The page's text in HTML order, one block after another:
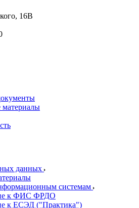
16В
данных
системам
к ФИС ФРДО
к ЕСЭД ("Практика")